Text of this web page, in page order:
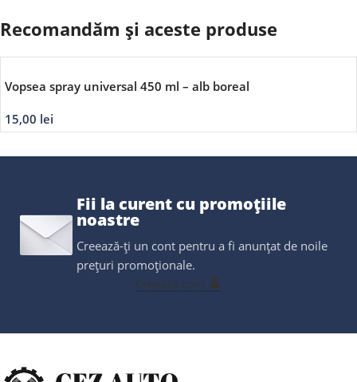
Recomandăm și aceste produse
Vopsea spray universal 450 ml – alb boreal
15,00 lei
Fii la curent cu promoțiile
noastre
Creează-ți un cont pentru a fi anunțat de noile
prețuri promoționale.
Creează cont